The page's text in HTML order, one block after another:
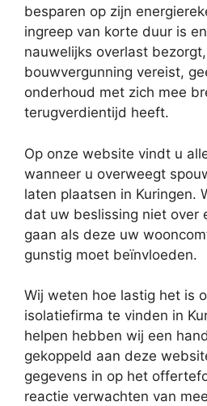
besparen op zijn
ingreep van korte duur is
nauwelijks overlast
bouwvergunning vereist,
onderhoud met zich mee
terugverdientijd heeft.
Op onze website vindt u
wanneer u overweegt
laten plaatsen in Kuringen.
dat uw beslissing niet over
gaan als deze uw
gunstig moet beïnvloeden.
Wij weten hoe lastig het is
isolatiefirma te vinden in
helpen hebben wij een
gekoppeld aan deze
gegevens in op het
reactie verwachten van